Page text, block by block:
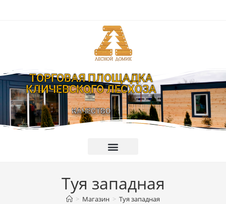
ТОРГОВАЯ ПЛОЩАДКА
КЛИЧЕВСКОГО ЛЕСХОЗА
КАЧЕСТВО
Туя западная
> Магазин > Туя западная